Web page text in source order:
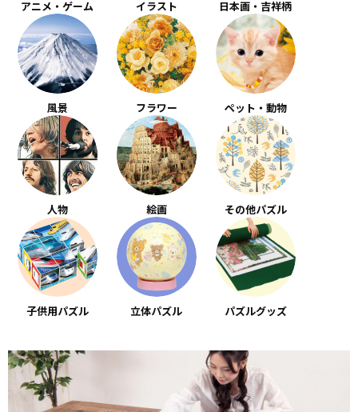
アニメ・ゲーム イラスト 日本画・吉祥柄
風景 フラワー ペット・動物
人物 絵画 その他パズル
子供用パズル 立体パズル パズルグッズ